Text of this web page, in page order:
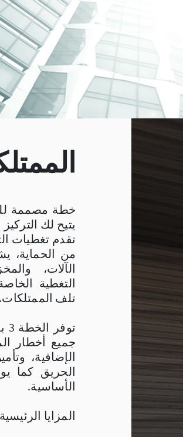
خطة مصممة
يتيح لك
تقدم تغطيات
من الحماية،
الآلات،
التغطية
تلف
جميع أخطار
الإضافية،
الحريق كما
الأساسية.
المزايا